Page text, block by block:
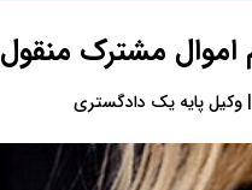
اموال مشترک منقول
وکیل پایه یک دادگستری